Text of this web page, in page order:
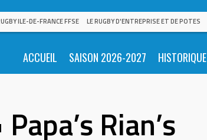
ILE-DE-FRANCE FFSE LE RUGBY D'ENTREPRISE ET DE POTES
ACCUEIL SAISON 2026-2027 HISTORIQUE
Rian’s